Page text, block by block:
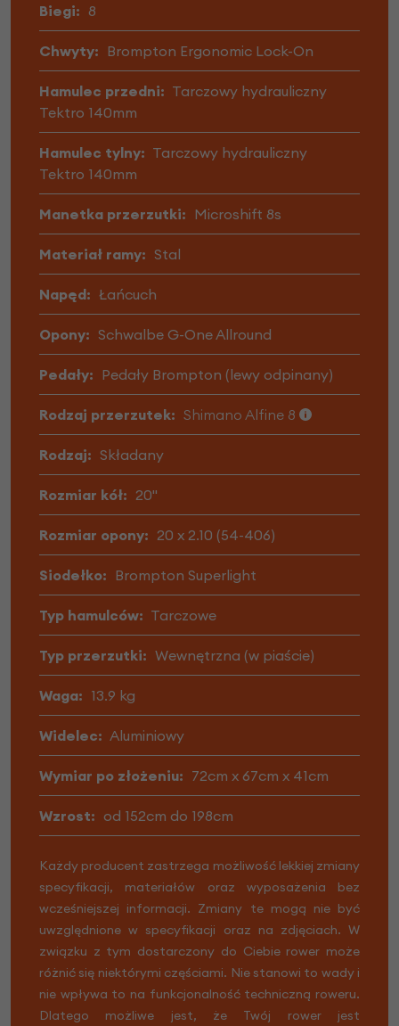
Biegi: 8
Chwyty: Brompton Ergonomic Lock-On
Hamulec przedni: Tarczowy hydrauliczny
Tektro 140mm
Hamulec tylny: Tarczowy hydrauliczny
Tektro 140mm
Manetka przerzutki: Microshift 8s
Materiał ramy: Stal
Napęd: Łańcuch
Opony: Schwalbe G-One Allround
Pedały: Pedały Brompton (lewy odpinany)
Rodzaj przerzutek: Shimano Alfine 8
Rodzaj: Składany
Rozmiar kół: 20"
Rozmiar opony: 20 x 2.10 (54-406)
Siodełko: Brompton Superlight
Typ hamulców: Tarczowe
Typ przerzutki: Wewnętrzna (w piaście)
Waga: 13.9 kg
Widelec: Aluminiowy
Wymiar po złożeniu: 72cm x 67cm x 41cm
Wzrost: od 152cm do 198cm
Każdy producent zastrzega możliwość lekkiej zmiany
specyfikacji, materiałów oraz wyposażenia bez
wcześniejszej informacji. Zmiany te mogą nie być
uwzględnione w specyfikacji oraz na zdjęciach. W
związku z tym dostarczony do Ciebie rower może
różnić się niektórymi częściami. Nie stanowi to wady i
nie wpływa to na funkcjonalność techniczną roweru.
Dlatego możliwe jest, że Twój rower jest